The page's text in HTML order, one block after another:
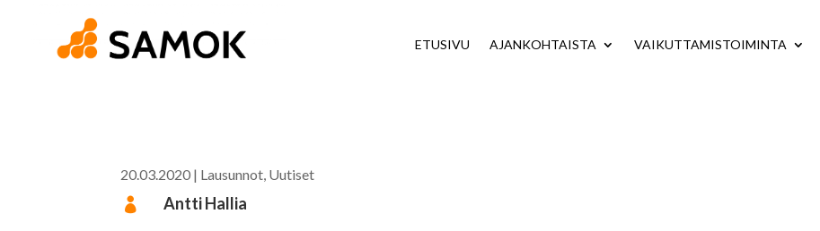
ETUSIVU AJANKOHTAISTA VAIKUTTAMISTOIMINTA
20.03.2020 | Lausunnot Uutiset
 Antti Hallia